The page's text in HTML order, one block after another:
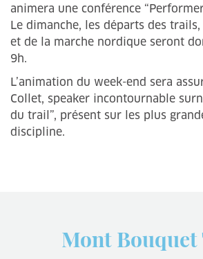
animera une conférence
Le dimanche, les départs des
et de la marche nordique seront
9h.
L’animation du week-end sera
Collet, speaker incontournable
du trail”, présent sur les plus
discipline.
Mont